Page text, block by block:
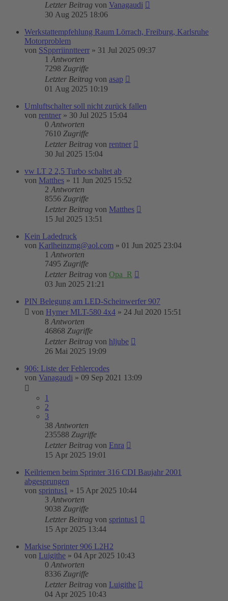
Letzter Beitrag von Vanagaudi
30 Aug 2025 18:06
Werkstattempfehlung Raum Lörrach, Freiburg, Karlsruhe
Motorproblem
von SSpprriinntteerr » 31 Jul 2025 09:37
1 Antworten
7298 Zugriffe
Letzter Beitrag von asap
01 Aug 2025 10:19
Umluftschalter soll nicht zurück fallen
von rentner » 30 Jul 2025 15:04
0 Antworten
7610 Zugriffe
Letzter Beitrag von rentner
30 Jul 2025 15:04
vw LT 2 2,5 Turbo schaltet ab
von Matthes » 11 Jun 2025 15:52
2 Antworten
8556 Zugriffe
Letzter Beitrag von Matthes
15 Jul 2025 13:51
Kein Ladedruck
von Karlheinzmg@aol.com » 01 Jun 2025 23:04
1 Antworten
7495 Zugriffe
Letzter Beitrag von Opa_R
03 Jun 2025 21:21
PIN Belegung am LED-Scheinwerfer 907
von Hymer MLT-580 4x4 » 24 Jul 2020 15:51
8 Antworten
46868 Zugriffe
Letzter Beitrag von hljube
26 Mai 2025 19:09
906: Liste der Fehlercodes
von Vanagaudi » 09 Sep 2021 13:09
1
2
3
38 Antworten
235588 Zugriffe
Letzter Beitrag von Enra
15 Apr 2025 19:01
Keilriemen beim Sprinter 316 CDI Baujahr 2001
abgesprungen
von sprintus1 » 15 Apr 2025 10:44
3 Antworten
9038 Zugriffe
Letzter Beitrag von sprintus1
15 Apr 2025 13:44
Markise Sprinter 906 L2H2
von Luigithe » 04 Apr 2025 10:43
0 Antworten
8336 Zugriffe
Letzter Beitrag von Luigithe
04 Apr 2025 10:43